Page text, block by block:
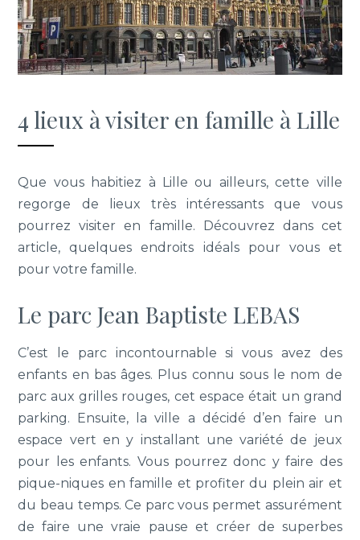
4 lieux à visiter en famille à Lille
Que vous habitiez à Lille ou ailleurs, cette ville
regorge de lieux très intéressants que vous
pourrez visiter en famille. Découvrez dans cet
article, quelques endroits idéals pour vous et
pour votre famille.
Le parc Jean Baptiste LEBAS
C’est le parc incontournable si vous avez des
enfants en bas âges. Plus connu sous le nom de
parc aux grilles rouges, cet espace était un grand
parking. Ensuite, la ville a décidé d’en faire un
espace vert en y installant une variété de jeux
pour les enfants. Vous pourrez donc y faire des
pique-niques en famille et profiter du plein air et
du beau temps. Ce parc vous permet assurément
de faire une vraie pause et créer de superbes